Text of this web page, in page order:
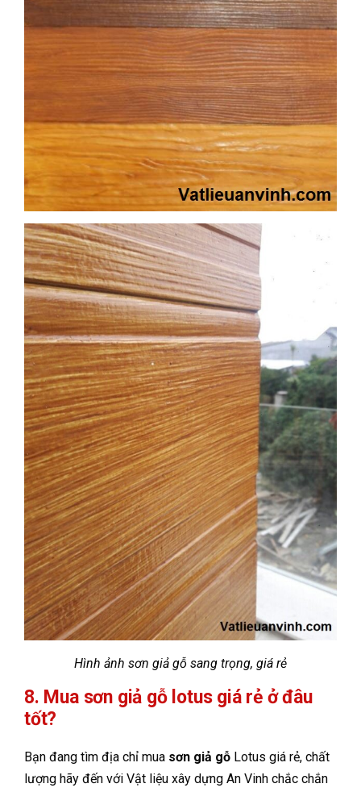
Hình ảnh sơn giả gỗ sang trọng, giá rẻ
8. Mua sơn giả gỗ lotus giá rẻ ở đâu
tốt?
Bạn đang tìm địa chỉ mua sơn giả gỗ Lotus giá rẻ, chất
lượng hãy đến với Vật liệu xây dựng An Vinh chắc chắn